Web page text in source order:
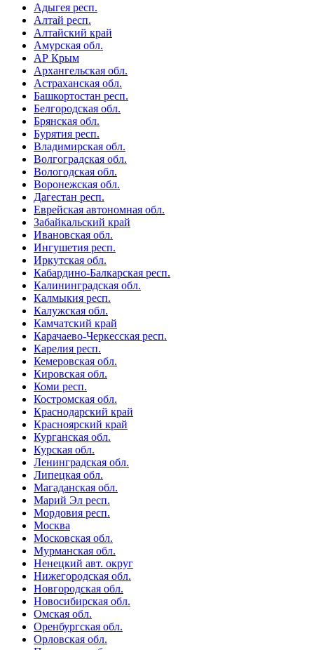
Адыгея респ.
Алтай респ.
Алтайский край
Амурская обл.
АР Крым
Архангельская обл.
Астраханская обл.
Башкортостан респ.
Белгородская обл.
Брянская обл.
Бурятия респ.
Владимирская обл.
Волгоградская обл.
Вологодская обл.
Воронежская обл.
Дагестан респ.
Еврейская автономная обл.
Забайкальский край
Ивановская обл.
Ингушетия респ.
Иркутская обл.
Кабардино-Балкарская респ.
Калининградская обл.
Калмыкия респ.
Калужская обл.
Камчатский край
Карачаево-Черкесская респ.
Карелия респ.
Кемеровская обл.
Кировская обл.
Коми респ.
Костромская обл.
Краснодарский край
Красноярский край
Курганская обл.
Курская обл.
Ленинградская обл.
Липецкая обл.
Магаданская обл.
Марий Эл респ.
Мордовия респ.
Москва
Московская обл.
Мурманская обл.
Ненецкий авт. округ
Нижегородская обл.
Новгородская обл.
Новосибирская обл.
Омская обл.
Оренбургская обл.
Орловская обл.